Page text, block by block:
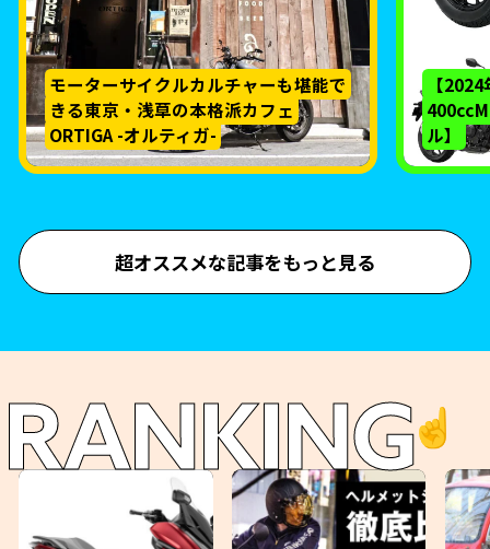
モーターサイクルカルチャーも堪能で
きる東京・浅草の本格派カフェ
ORTIGA -オルティガ-
【
ル】
超オススメな記事をもっと見る
RANKING☝️